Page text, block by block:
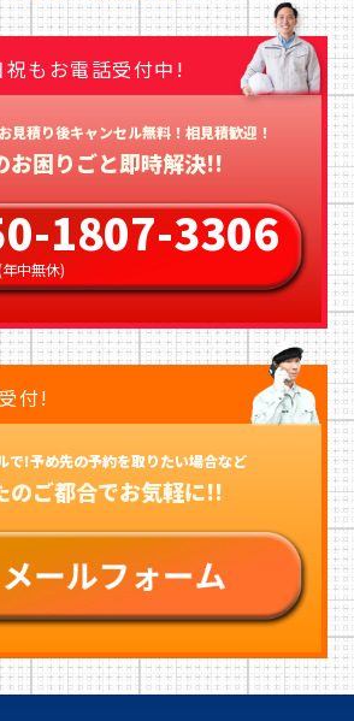
もお電話受付中!
見積り後キャンセル無料！相見積歓迎！
お困りごと即時解決!!
1807-3306
中無休)
付!
で!予め先の予約を取りたい場合など
のご都合でお気軽に!!